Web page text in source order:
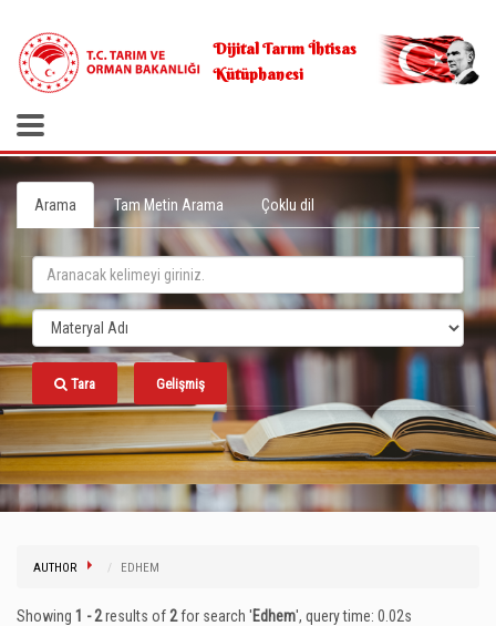
Dijital Tarım İhtisas
Kütüphanesi
Arama Tam Metin Arama Çoklu dil
Tara Gelişmiş
AUTHOR EDHEM
Showing 1 - 2results of 2for search 'Edhem', query time: 0.02s